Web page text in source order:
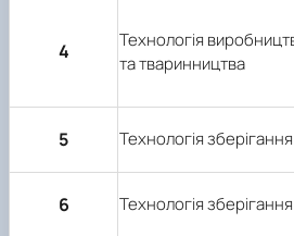
4
Технологія
та тваринництва
5 Технологія
6 Технологія